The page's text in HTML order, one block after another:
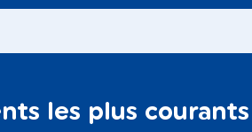
les plus